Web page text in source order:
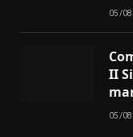
05/
II
05/